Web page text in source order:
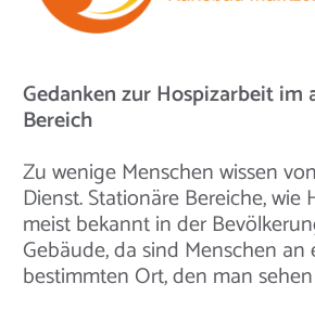
Gedanken zur Hospizarbeit im
Bereich
Zu wenige Menschen wissen
Dienst. Stationäre Bereiche, wie
meist bekannt in der
Gebäude, da sind Menschen an
bestimmten Ort, den man